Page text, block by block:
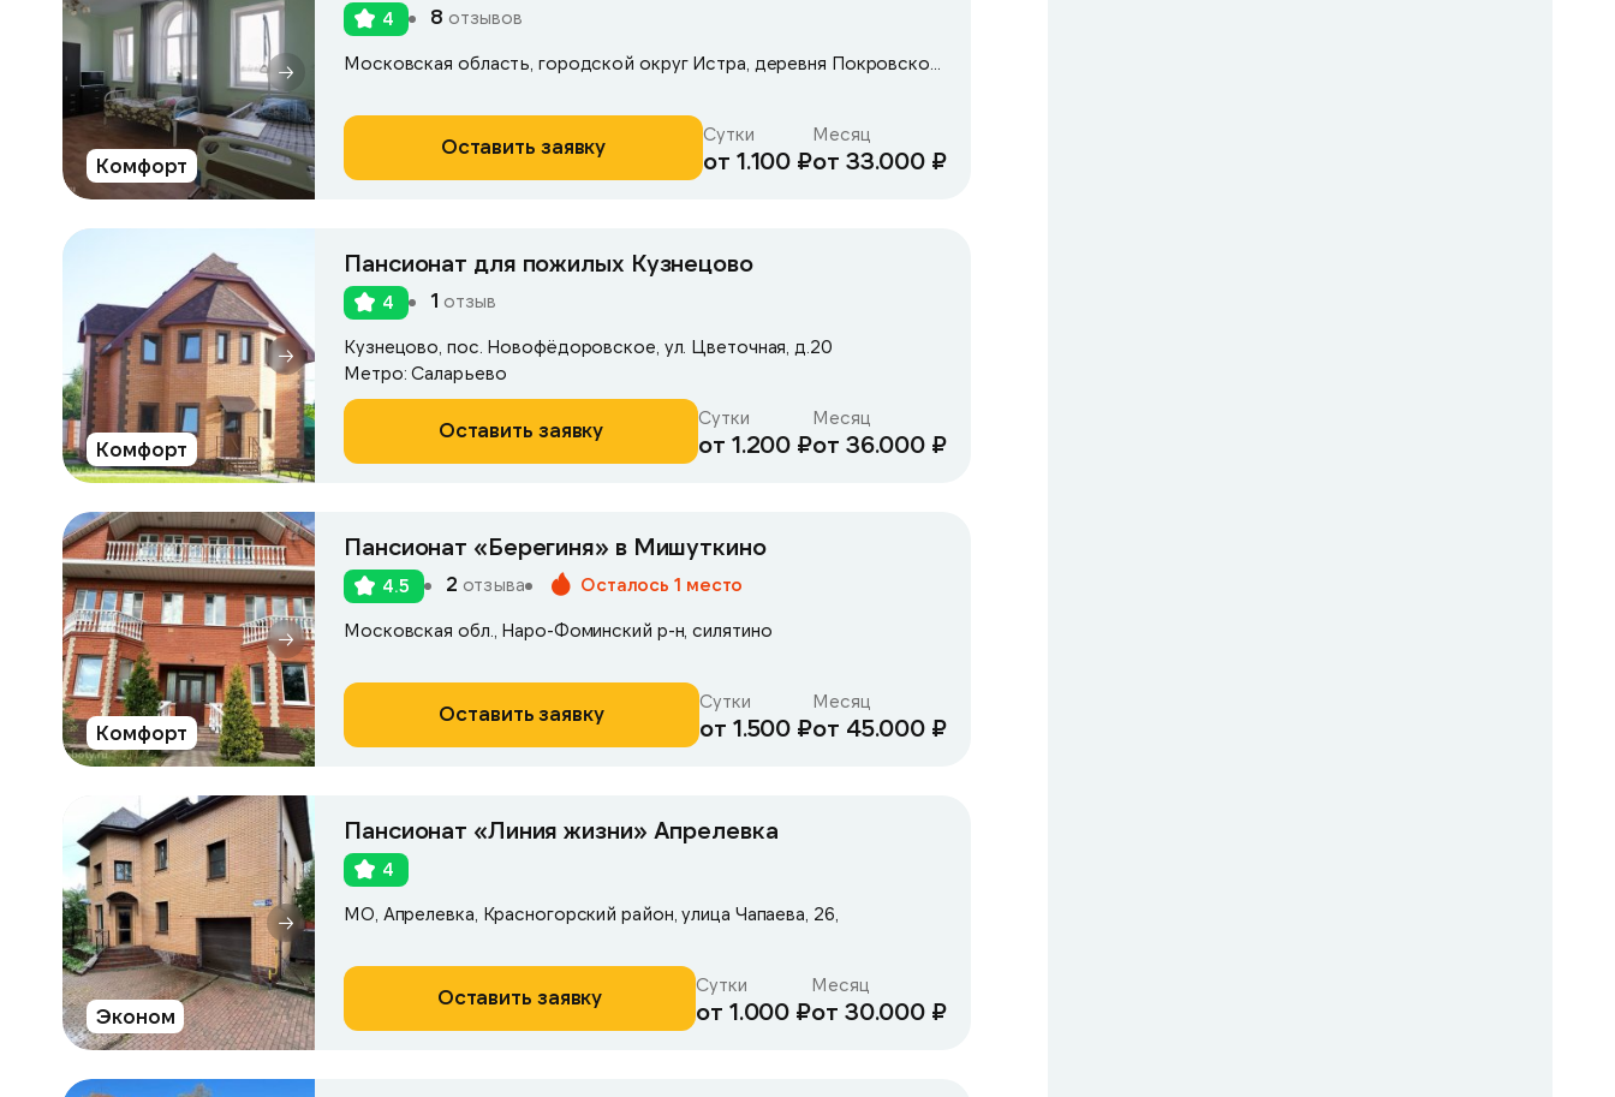
Комфорт
4 8 отзывов
Оставить заявку Сутки
от 1.100 ₽
Месяц
от 33.000 ₽
Комфорт
Пансионат для пожилых Кузнецово
4 1 отзыв
Кузнецово, пос. Новофёдоровское, ул. Цветочная, д.20
Метро: Саларьево
Оставить заявку Сутки
от 1.200 ₽
Месяц
от 36.000 ₽
Комфорт
Пансионат «Берегиня» в Мишуткино
4.5 2 отзыва Осталось 1 место
Московская обл., Наро-Фоминский р-н, силятино
Оставить заявку Сутки
от 1.500 ₽
Месяц
от 45.000 ₽
Эконом
Пансионат «Линия жизни» Апрелевка
4
МО, Апрелевка, Красногорский район, улица Чапаева, 26,
Оставить заявку Сутки
от 1.000 ₽
Месяц
от 30.000 ₽